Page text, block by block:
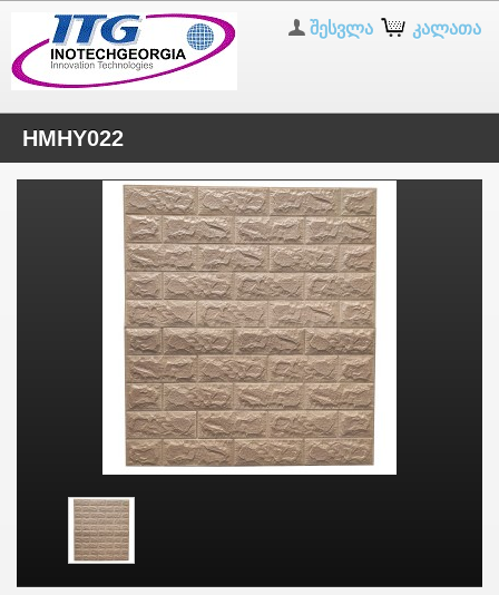
კალათა
შესვლა
HMHY022